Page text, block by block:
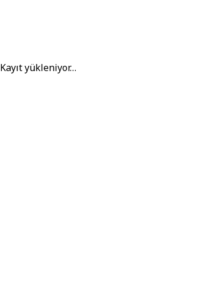
Kayıt yükleniyor…